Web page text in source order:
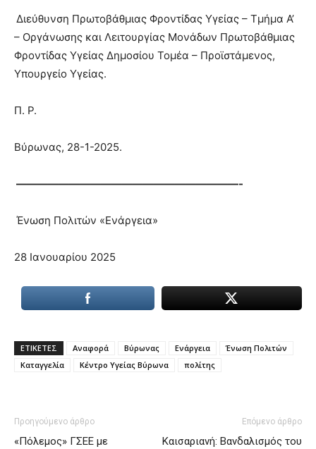
Διεύθυνση Πρωτοβάθμιας Φροντίδας Υγείας – Τμήμα Α’
– Οργάνωσης και Λειτουργίας Μονάδων Πρωτοβάθμιας
Φροντίδας Υγείας Δημοσίου Τομέα – Προϊστάμενος,
Υπουργείο Υγείας.
Π. Ρ.
Βύρωνας, 28-1-2025.
—————————————————————-
Ένωση Πολιτών «Ενάργεια»
28 Ιανουαρίου 2025
ΕΤΙΚΕΤΕΣ Αναφορά Βύρωνας Ενάργεια
Ένωση Πολιτών
Καταγγελία
Κέντρο Υγείας Βύρωνα πολίτης
Προηγούμενο άρθρο
«Πόλεμος» ΓΣΕΕ με
Επόμενο άρθρο
Καισαριανή: Βανδαλισμός του